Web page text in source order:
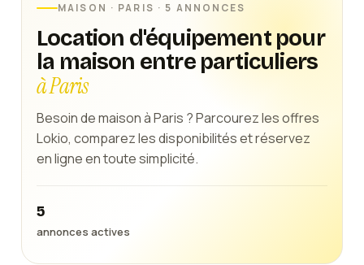
MAISON · PARIS · 5 ANNONCES
Location d'équipement pour
la maison entre particuliers
à Paris
Besoin de maison à Paris ? Parcourez les offres
Lokio, comparez les disponibilités et réservez
en ligne en toute simplicité.
5
annonces actives